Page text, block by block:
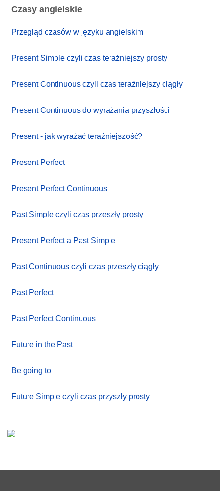
Czasy angielskie
Przegląd czasów w języku angielskim
Present Simple czyli czas teraźniejszy prosty
Present Continuous czyli czas teraźniejszy ciągły
Present Continuous do wyrażania przyszłości
Present - jak wyrażać teraźniejszość?
Present Perfect
Present Perfect Continuous
Past Simple czyli czas przeszły prosty
Present Perfect a Past Simple
Past Continuous czyli czas przeszły ciągły
Past Perfect
Past Perfect Continuous
Future in the Past
Be going to
Future Simple czyli czas przyszły prosty